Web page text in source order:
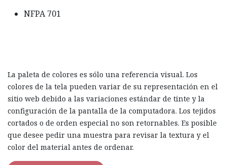
NFPA 701
La paleta de colores es sólo una referencia visual. Los
colores de la tela pueden variar de su representación en el
sitio web debido a las variaciones estándar de tinte y la
configuración de la pantalla de la computadora. Los tejidos
cortados o de orden especial no son retornables. Es posible
que desee pedir una muestra para revisar la textura y el
color del material antes de ordenar.